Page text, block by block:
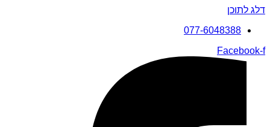
דלג לתוכן
077-6048388
Facebook-f